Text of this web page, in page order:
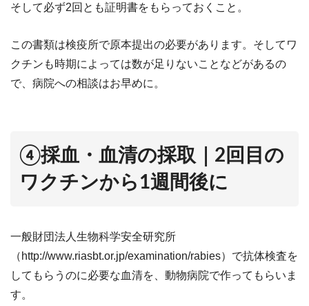
そして必ず2回とも証明書をもらっておくこと。
この書類は検疫所で原本提出の必要があります。そしてワ
クチンも時期によっては数が足りないことなどがあるの
で、病院への相談はお早めに。
④採血・血清の採取｜2回目の
ワクチンから1週間後に
一般財団法人生物科学安全研究所
（http://www.riasbt.or.jp/examination/rabies）で抗体検査を
してもらうのに必要な血清を、動物病院で作ってもらいま
す。